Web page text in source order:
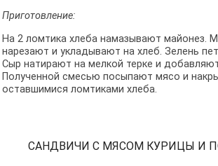
Приготовление:
На 2 ломтика хлеба намазывают майонез.
нарезают и укладывают на хлеб. Зелень
Сыр натирают на мелкой терке и
Полученной смесью посыпают мясо и
оставшимися ломтиками хлеба.
САНДВИЧИ С МЯСОМ КУРИЦЫ И